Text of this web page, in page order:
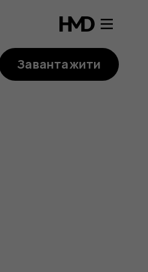
Завантажити